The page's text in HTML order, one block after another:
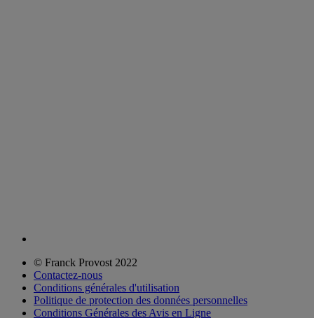
© Franck Provost 2022
Contactez-nous
Conditions générales d'utilisation
Politique de protection des données personnelles
Conditions Générales des Avis en Ligne